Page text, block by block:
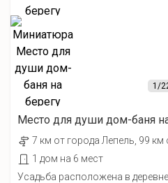
1/
Место для души дом-баня
7 км от города Лепель, 99 км
1 дом на 6 мест
Усадьба расположена в